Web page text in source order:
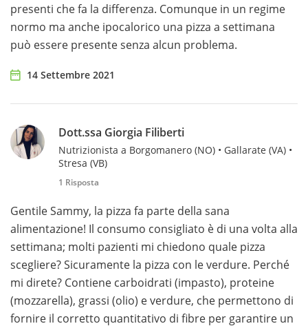
presenti che fa la differenza. Comunque in un regime
normo ma anche ipocalorico una pizza a settimana
può essere presente senza alcun problema.
14 Settembre 2021
Dott.ssa Giorgia Filiberti
Nutrizionista a Borgomanero (NO) • Gallarate (VA) •
Stresa (VB)
1 Risposta
Gentile Sammy, la pizza fa parte della sana
alimentazione! Il consumo consigliato è di una volta alla
settimana; molti pazienti mi chiedono quale pizza
scegliere? Sicuramente la pizza con le verdure. Perché
mi direte? Contiene carboidrati (impasto), proteine
(mozzarella), grassi (olio) e verdure, che permettono di
fornire il corretto quantitativo di fibre per garantire un